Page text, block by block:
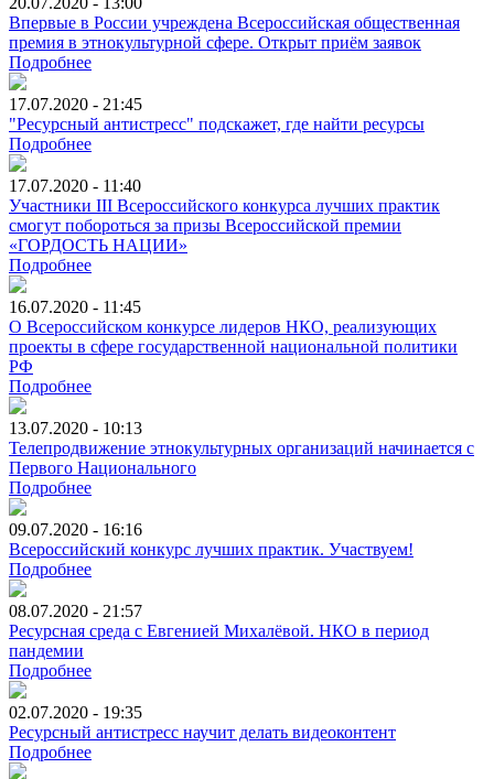
Впервые в России учреждена Всероссийская общественная
премия в этнокультурной сфере. Открыт приём заявок
Подробнее
17.07.2020 - 21:45
"Ресурсный антистресс" подскажет, где найти ресурсы
Подробнее
17.07.2020 - 11:40
Участники III Всероссийского конкурса лучших практик
смогут побороться за призы Всероссийской премии
«ГОРДОСТЬ НАЦИИ»
Подробнее
16.07.2020 - 11:45
О Всероссийском конкурсе лидеров НКО, реализующих
проекты в сфере государственной национальной политики
РФ
Подробнее
13.07.2020 - 10:13
Телепродвижение этнокультурных организаций начинается с
Первого Национального
Подробнее
09.07.2020 - 16:16
Всероссийский конкурс лучших практик. Участвуем!
Подробнее
08.07.2020 - 21:57
Ресурсная среда с Евгенией Михалёвой. НКО в период
пандемии
Подробнее
02.07.2020 - 19:35
Ресурсный антистресс научит делать видеоконтент
Подробнее